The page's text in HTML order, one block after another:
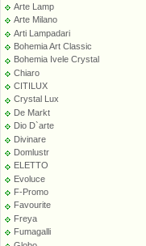
Arte Lamp
Arte Milano
Arti Lampadari
Bohemia Art Classic
Bohemia Ivele Crystal
Chiaro
CITILUX
Crystal Lux
De Markt
Dio D`arte
Divinare
Domlustr
ELETTO
Evoluce
F-Promo
Favourite
Freya
Fumagalli